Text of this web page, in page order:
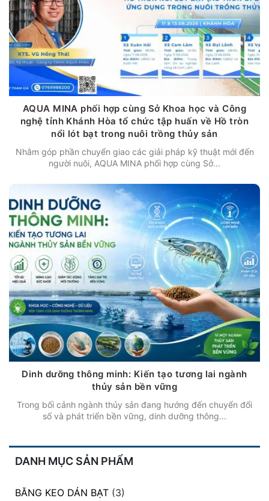
AQUA MINA phối hợp cùng Sở Khoa học và Công
nghệ tỉnh Khánh Hòa tổ chức tập huấn về Hồ tròn
nổi lót bạt trong nuôi trồng thủy sản
Nhằm góp phần chuyển giao các giải pháp kỹ thuật mới đến
người nuôi, AQUA MINA phối hợp cùng Sở...
Dinh dưỡng thông minh: Kiến tạo tương lai ngành
thủy sản bền vững
Trong bối cảnh ngành thủy sản đang hướng đến chuyển đổi
số và phát triển bền vững, dinh dưỡng thông...
DANH MỤC SẢN PHẨM
BĂNG KEO DÁN BẠT (3)